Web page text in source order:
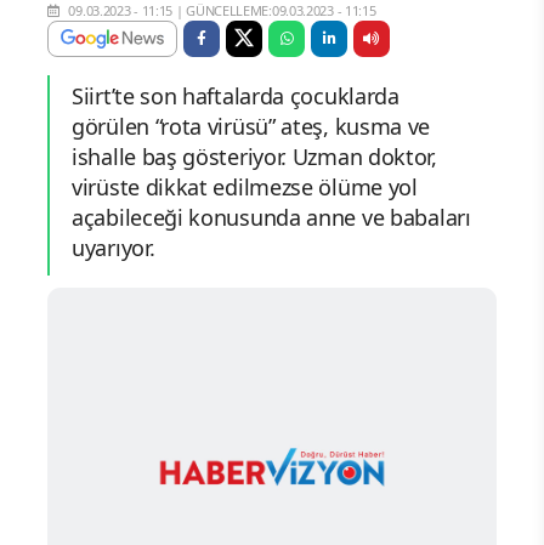
09.03.2023 - 11:15 |GÜNCELLEME:09.03.2023 - 11:15
Siirt’te son haftalarda çocuklarda
görülen “rota virüsü” ateş, kusma ve
ishalle baş gösteriyor. Uzman doktor,
virüste dikkat edilmezse ölüme yol
açabileceği konusunda anne ve babaları
uyarıyor.